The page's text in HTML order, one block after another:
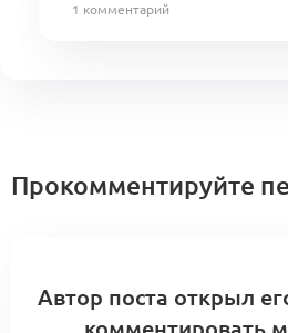
1 комментарий
Прокомментируйте
Автор поста открыл
комментировать